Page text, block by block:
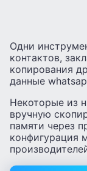
Одни
контактов,
копирования
данные
Некоторые из
вручную
памяти через
конфигурация